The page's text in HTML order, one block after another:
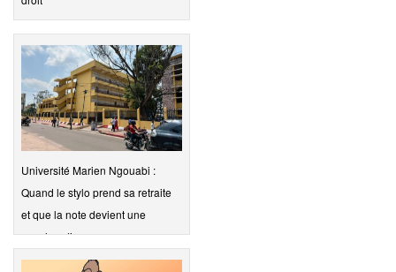
Université Marien Ngouabi :
Quand le stylo prend sa retraite
et que la note devient une
marchandise